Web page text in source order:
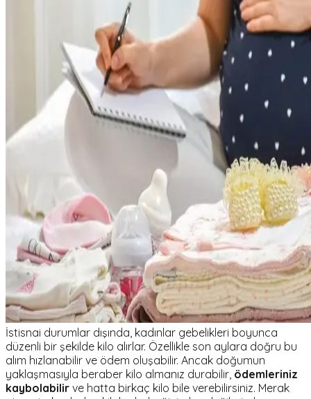
İstisnai durumlar dışında, kadınlar gebelikleri boyunca
düzenli bir şekilde kilo alırlar. Özellikle son aylara doğru bu
alım hızlanabilir ve ödem oluşabilir. Ancak doğumun
yaklaşmasıyla beraber kilo almanız durabilir, ödemleriniz
kaybolabilir ve hatta birkaç kilo bile verebilirsiniz. Merak